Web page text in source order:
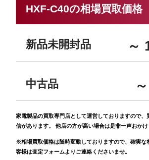
HXF-C40の相場買取価格
新品未開封品 ～
中古品
家電製品の買取専門店として運営しておりますので、
信があります。 他店の方が高い場合は是非一声おかけ
※相場買取価格は随時変動しておりますので、確実な
客様は査定フォームよりご連絡くださいませ。